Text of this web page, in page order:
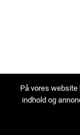
På vores
indhold og